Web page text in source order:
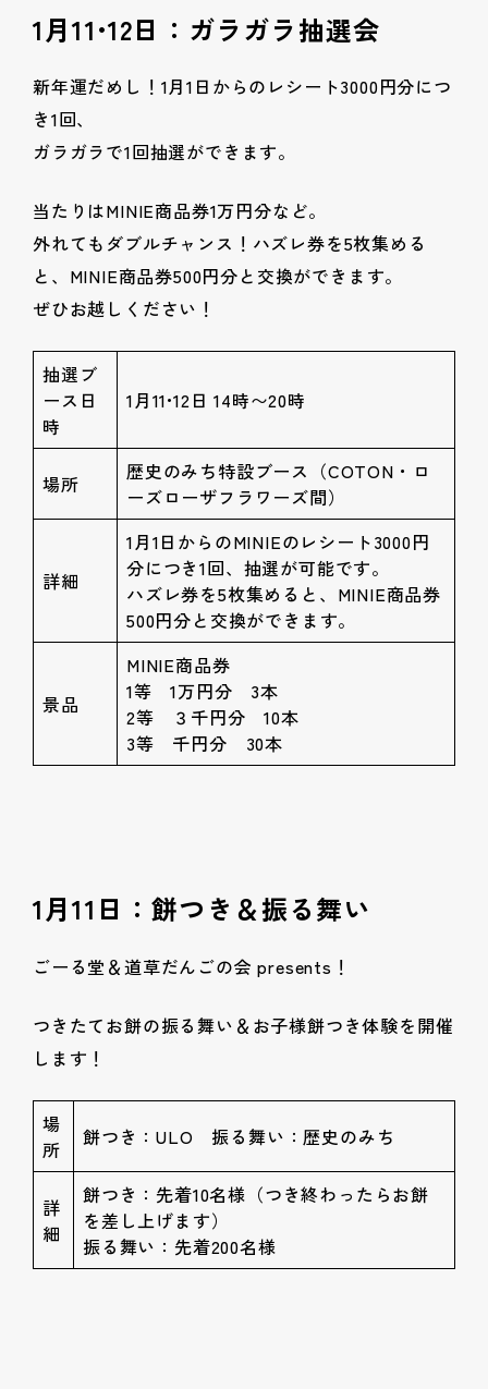
1月11•12日：ガラガラ抽選会
新年運だめし！1月1日からのレシート3000円分につ
き1回、
ガラガラで1回抽選ができます。
当たりはMINIE商品券1万円分など。
外れてもダブルチャンス！ハズレ券を5枚集める
と、MINIE商品券500円分と交換ができます。
ぜひお越しください！
抽選ブ
ース日
時
1月11•12日 14時〜20時
場所
歴史のみち特設ブース（COTON・ロ
ーズローザフラワーズ間）
詳細
1月1日からのMINIEのレシート3000円
分につき1回、抽選が可能です。
ハズレ券を5枚集めると、MINIE商品券
500円分と交換ができます。
景品
MINIE商品券
1等 1万円分 3本
2等 ３千円分 10本
3等 千円分 30本
1月11日：餅つき＆振る舞い
ごーる堂＆道草だんごの会 presents！
つきたてお餅の振る舞い＆お子様餅つき体験を開催
します！
場
所
餅つき：ULO 振る舞い：歴史のみち
詳
細
餅つき：先着10名様（つき終わったらお餅
を差し上げます）
振る舞い：先着200名様